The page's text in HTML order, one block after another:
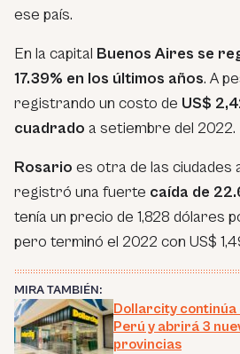
ese país.
En la capital Buenos Aires se
17.39% en los últimos años. A
registrando un costo de US$
cuadrado a setiembre del 2022.
Rosario es otra de las ciudades
registró una fuerte caída de
tenía un precio de 1,828 dólares
pero terminó el 2022 con US$
MIRA TAMBIÉN:
Dollarcity continúa
Perú y abrirá 3
provincias